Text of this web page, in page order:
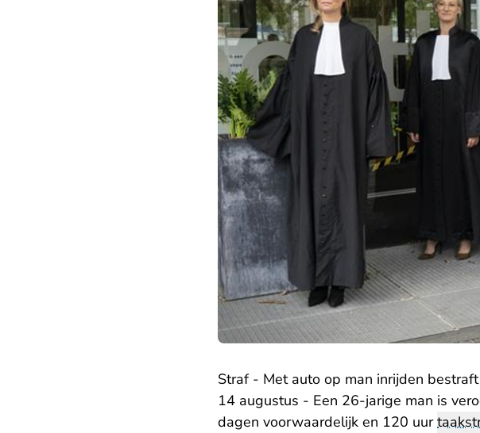
Straf - Met auto op man inrijden bestraft
14 augustus - Een 26-jarige man is
dagen voorwaardelijk en 120 uur